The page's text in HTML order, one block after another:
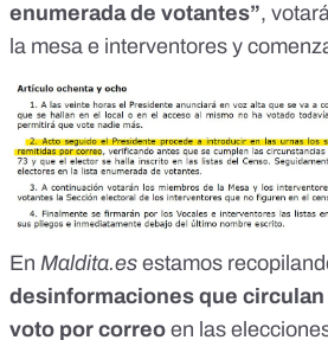
enumerada de votantes”,
la mesa e interventores y
En Maldita.es estamos
desinformaciones que
voto por correo en las